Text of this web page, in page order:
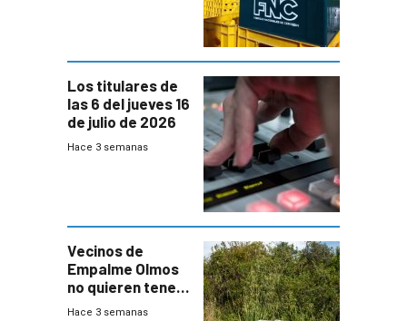
Los titulares de
las 6 del jueves 16
de julio de 2026
Hace 3 semanas
Vecinos de
Empalme Olmos
no quieren tener
cerca una planta
Hace 3 semanas